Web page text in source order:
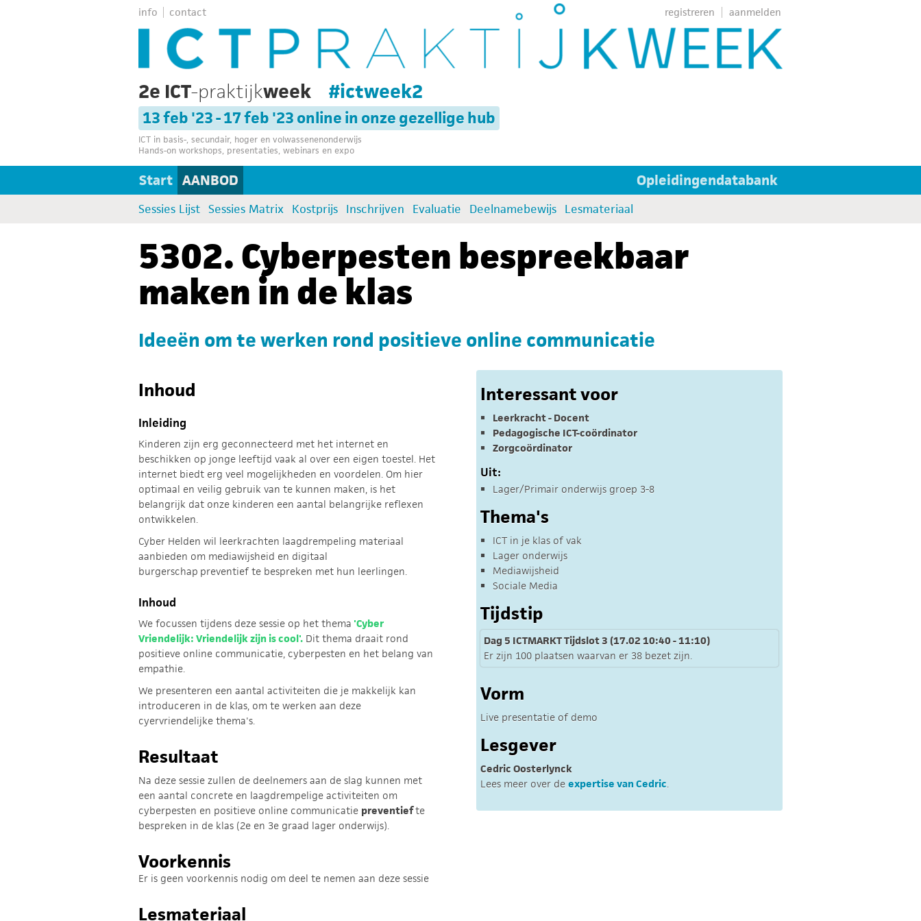
info contact aanmelden
registreren
2e ICT-praktijkweek #ictweek2
13 feb '23 - 17 feb '23 online in onze gezellige hub
ICT in basis-, secundair, hoger en volwassenenonderwijs
Hands-on workshops, presentaties, webinars en expo
Start AANBOD Opleidingendatabank
Sessies Lijst Sessies Matrix Kostprijs Inschrijven Evaluatie Deelnamebewijs Lesmateriaal
5302. Cyberpesten bespreekbaar
maken in de klas
Ideeën om te werken rond positieve online communicatie
Inhoud
Inleiding
Kinderen zijn erg geconnecteerd met het internet en
beschikken op jonge leeftijd vaak al over een eigen toestel. Het
internet biedt erg veel mogelijkheden en voordelen. Om hier
optimaal en veilig gebruik van te kunnen maken, is het
belangrijk dat onze kinderen een aantal belangrijke reflexen
ontwikkelen.
Cyber Helden wil leerkrachten laagdrempeling materiaal
aanbieden om mediawijsheid en digitaal
burgerschap preventief te bespreken met hun leerlingen.
Inhoud
We focussen tijdens deze sessie op het thema 'Cyber
Vriendelijk: Vriendelijk zijn is cool'. Dit thema draait rond
positieve online communicatie, cyberpesten en het belang van
empathie.
We presenteren een aantal activiteiten die je makkelijk kan
introduceren in de klas, om te werken aan deze
cyervriendelijke thema's.
Resultaat
Na deze sessie zullen de deelnemers aan de slag kunnen met
een aantal concrete en laagdrempelige activiteiten om
cyberpesten en positieve online communicatie preventiefte
bespreken in de klas (2e en 3e graad lager onderwijs).
Voorkennis
Er is geen voorkennis nodig om deel te nemen aan deze sessie
Lesmateriaal
Interessant voor
Leerkracht - Docent
Pedagogische ICT-coördinator
Zorgcoördinator
Uit:
Lager/Primair onderwijs groep 3-8
Thema's
ICT in je klas of vak
Lager onderwijs
Mediawijsheid
Sociale Media
Tijdstip
Dag 5 ICTMARKT Tijdslot 3 (17.02 10:40 - 11:10)
Er zijn 100 plaatsen waarvan er 38 bezet zijn.
Vorm
Live presentatie of demo
Lesgever
Cedric Oosterlynck
Lees meer over de expertise van Cedric.